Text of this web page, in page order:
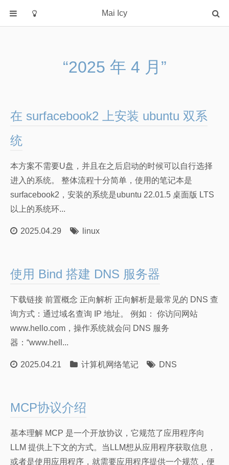
Mai Icy
rust
大模型
数据库
机器学习
计算机网络笔记
朋友们
“2025 年 4 月”
在 surfacebook2 上安装 ubuntu 双系
统
本方案不需要U盘，并且在之后启动的时候可以自行选择
进入的系统。 整体流程十分简单，使用的笔记本是
surfacebook2，安装的系统是ubuntu 22.01.5 桌面版 LTS
以上的系统环...
2025.04.29 linux
使用 Bind 搭建 DNS 服务器
下载链接 前置概念 正向解析 正向解析是最常见的 DNS 查
询方式：通过域名查询 IP 地址。 例如： 你访问网站
www.hello.com，操作系统就会问 DNS 服务
器：“www.hell...
2025.04.21 计算机网络笔记 DNS
MCP协议介绍
基本理解 MCP 是一个开放协议，它规范了应用程序向
LLM 提供上下文的方式。当LLM想从应用程序获取信息，
或者是使用应用程序，就需要应用程序提供一个规范，便